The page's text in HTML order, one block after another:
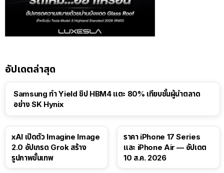
อัปเดตล่าสุด
Samsung ทำ Yield ชิป HBM4 แตะ 80% เทียบชั้นผู้นำตลาด
อย่าง SK Hynix
xAI เปิดตัว Imagine Image
2.0 อัปเกรด Grok สร้าง
รูปภาพขั้นเทพ
ราคา iPhone 17 Series
และ iPhone Air — อัปเดต
10 ส.ค. 2026